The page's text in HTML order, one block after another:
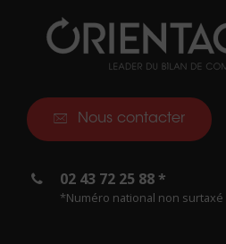
Nous contacter
02 43 72 25 88 *
*Numéro national non surtaxé